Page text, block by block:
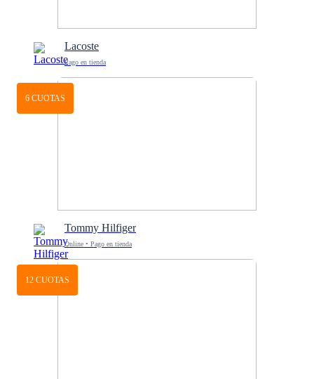
Lacoste
Pago en tienda
6 CUOTAS
Tommy Hilfiger
Online • Pago en tienda
12 CUOTAS